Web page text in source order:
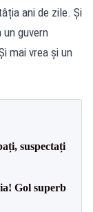
ani de zile. Și
un guvern
mai vrea și un
suspectați
Gol superb